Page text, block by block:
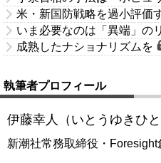
米・新国防戦略を過小評価
いま必要なのは「異端」の
成熟したナショナリズムを
執筆者プロフィール
伊藤幸人（いとうゆきひと
新潮社常務取締役・Foresight